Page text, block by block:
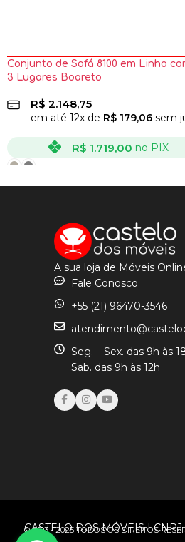
Conjunto de Sofá 8100 em Linho
3 Lugares Boareto
R$ 2.148,75
em até 12x de R$ 179,06 sem
R$ 1.719,00 no PIX
VER OPÇÕES
A sua loja de Móveis
Fale Conosco
+55 (21) 96470-3546
Seg. – Sex. das 9h às
Sab. das 9h às 12h
CASTELO DOS MÓVEIS |
© 2013 - 2025 TODOS OS DIREITOS